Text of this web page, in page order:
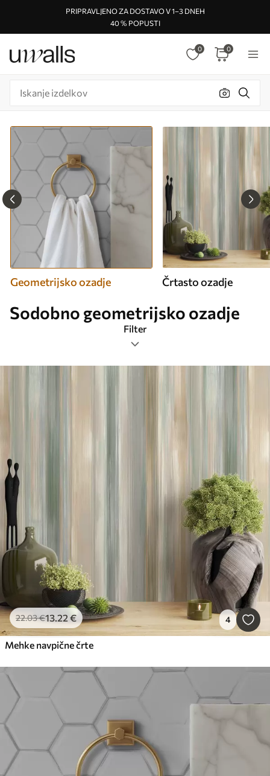
PRIPRAVLJENO ZA DOSTAVO V 1–3 DNEH
40 % POPUSTI
0 0
Geometrijsko ozadje Črtasto ozadje
Sodobno geometrijsko ozadje
Filter
Oznake
Najbolj priljubljeni
Ponastavite vse
22.03€13.22 € 4
Mehke navpične črte